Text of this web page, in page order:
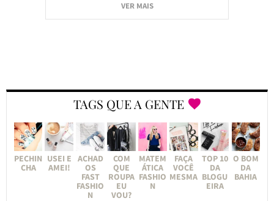
VER MAIS
TAGS QUE A GENTE
PECHIN
CHA
USEI E
AMEI!
ACHAD
OS
FAST
FASHIO
N
COM
QUE
ROUPA
EU
VOU?
MATEM
ÁTICA
FASHIO
N
FAÇA
VOCÊ
MESMA
TOP 10
DA
BLOGU
EIRA
O BOM
DA
BAHIA